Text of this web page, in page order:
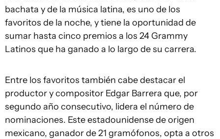
bachata y de la música latina, es uno de los
favoritos de la noche, y tiene la oportunidad de
sumar hasta cinco premios a los 24 Grammy
Latinos que ha ganado a lo largo de su carrera.
Entre los favoritos también cabe destacar el
productor y compositor Edgar Barrera que, por
segundo año consecutivo, lidera el número de
nominaciones. Este estadounidense de origen
mexicano, ganador de 21 gramófonos, opta a otros